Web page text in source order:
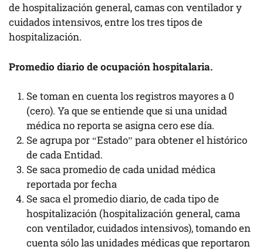
de hospitalización general, camas con ventilador y
cuidados intensivos, entre los tres tipos de
hospitalización.
Promedio diario de ocupación hospitalaria.
Se toman en cuenta los registros mayores a 0
(cero). Ya que se entiende que si una unidad
médica no reporta se asigna cero ese día.
Se agrupa por “Estado” para obtener el histórico
de cada Entidad.
Se saca promedio de cada unidad médica
reportada por fecha
Se saca el promedio diario, de cada tipo de
hospitalización (hospitalización general, cama
con ventilador, cuidados intensivos), tomando en
cuenta sólo las unidades médicas que reportaron